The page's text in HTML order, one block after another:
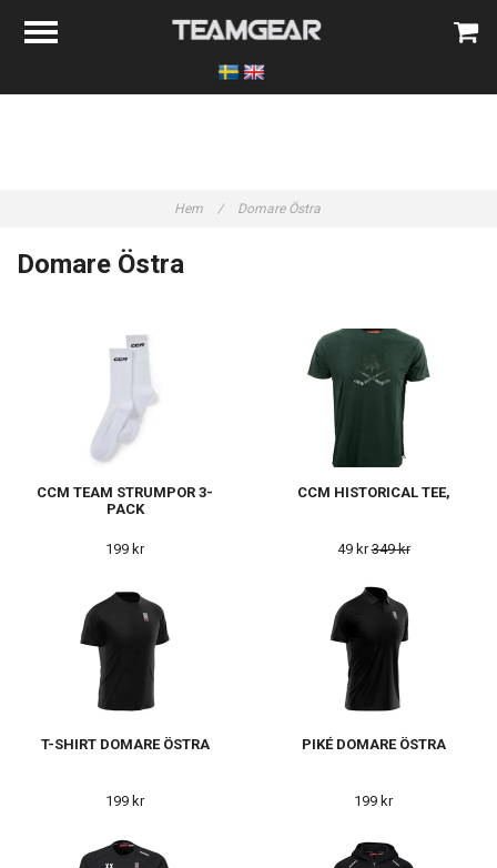
Hem / Domare Östra
Domare Östra
CCM TEAM STRUMPOR 3-
PACK
199 kr
CCM HISTORICAL TEE,
49 kr349 kr
T-SHIRT DOMARE ÖSTRA
199 kr
PIKÉ DOMARE ÖSTRA
199 kr